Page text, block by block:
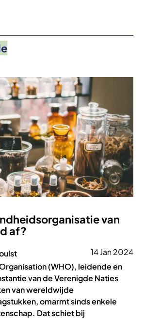
van
af?
14 Jan 2024
(WHO), leidende en
van de Verenigde Naties
van wereldwijde
omarmt sinds enkele
Dat schiet bij